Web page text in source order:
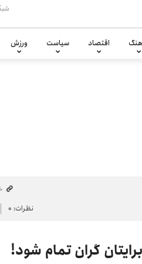
اقتصاد سیاست ورزش
نظرات: ۰
گران تمام شود!